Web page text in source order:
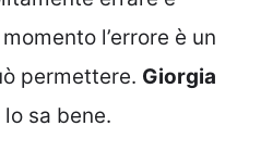
l’errore è un
permettere. Giorgia
sa bene.